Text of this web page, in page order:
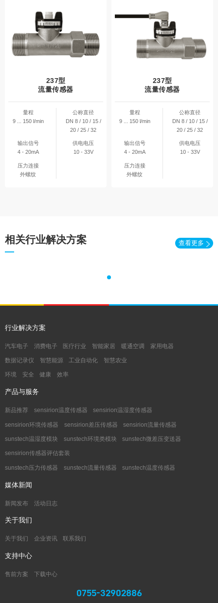
237型
流量传感器
量程
9 ... 150 l/min
公称直径
DN 8 / 10 / 15 /
20 / 25 / 32
输出信号
4 - 20mA
供电电压
10 - 33V
压力连接
外螺纹
237型
流量传感器
量程
9 ... 150 l/min
公称直径
DN 8 / 10 / 15 /
20 / 25 / 32
输出信号
4 - 20mA
供电电压
10 - 33V
压力连接
外螺纹
相关行业解决方案 查看更多
行业解决方案
汽车电子 消费电子 医疗行业 智能家居 暖通空调 家用电器
数据记录仪 智慧能源 工业自动化 智慧农业
环境 安全 健康 效率
产品与服务
新品推荐 sensirion温度传感器 sensirion温湿度传感器
sensirion环境传感器 sensirion差压传感器 sensirion流量传感器
sunstech温湿度模块 sunstech环境类模块 sunstech微差压变送器
sensirion传感器评估套装
sunstech压力传感器 sunstech流量传感器 sunstech温度传感器
媒体新闻
新闻发布 活动日志
关于我们
关于我们 企业资讯 联系我们
支持中心
售前方案 下载中心
0755-32902886